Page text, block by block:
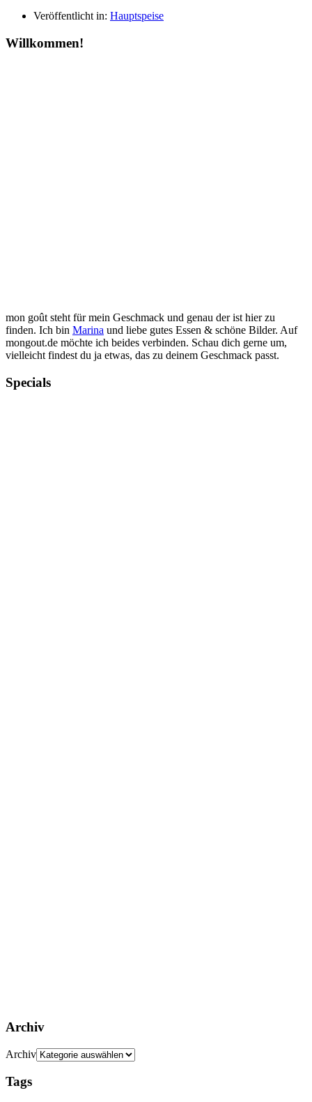
Veröffentlicht in: Hauptspeise
Willkommen!
mon goût steht für mein Geschmack und genau der ist hier zu
finden. Ich bin Marina und liebe gutes Essen & schöne Bilder. Auf
mongout.de möchte ich beides verbinden. Schau dich gerne um,
vielleicht findest du ja etwas, das zu deinem Geschmack passt.
Specials
Archiv
Archiv
Tags